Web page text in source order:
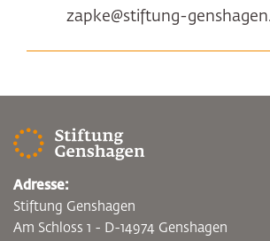
zapke@stiftung-
Adresse:
Stiftung Genshagen
Am Schloss 1 - D-14974 Genshagen